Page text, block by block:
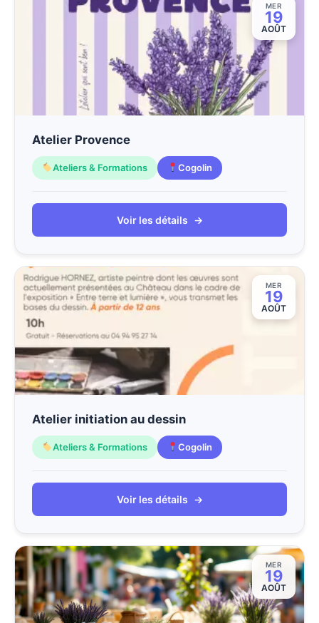
MER
19
AOÛT
Atelier Provence
Ateliers & Formations Cogolin
Voir les détails →
MER
19
AOÛT
Atelier initiation au dessin
Ateliers & Formations Cogolin
Voir les détails →
MER
19
AOÛT